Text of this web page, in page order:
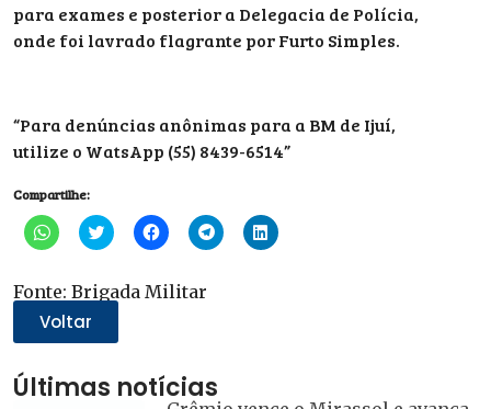
para exames e posterior a Delegacia de Polícia,
onde foi lavrado flagrante por Furto Simples.
“Para denúncias anônimas para a BM de Ijuí,
utilize o WatsApp (55) 8439-6514”
Compartilhe:
Clique
para
WhatsApp(abre
em
nova
janela)
Clique
para
Twitter(abre
em
Clique
para
Facebook(abre
em
Clique
para
Clique
para
Fonte: Brigada Militar
Voltar
Últimas notícias